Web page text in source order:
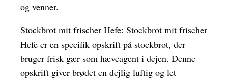
og venner.
Stockbrot mit frischer Hefe: Stockbrot mit frischer
Hefe er en specifik opskrift på stockbrot, der
bruger frisk gær som hæveagent i dejen. Denne
opskrift giver brødet en dejlig luftig og let